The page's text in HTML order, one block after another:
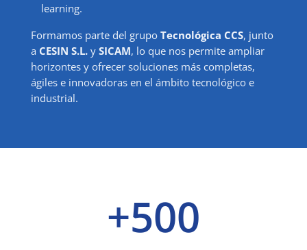
learning.
Formamos parte del grupo Tecnológica CCS, junto
a CESIN S.L.y SICAM, lo que nos permite ampliar
horizontes y ofrecer soluciones más completas,
ágiles e innovadoras en el ámbito tecnológico e
industrial.
+500